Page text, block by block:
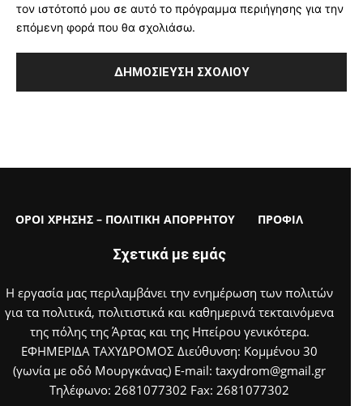
τον ιστότοπό μου σε αυτό το πρόγραμμα περιήγησης για την
επόμενη φορά που θα σχολιάσω.
ΟΡΟΙ ΧΡΗΣΗΣ – ΠΟΛΙΤΙΚΗ ΑΠΟΡΡΗΤΟΥ ΠΡΟΦΙΛ
Σχετικά με εμάς
Η εργασία μας περιλαμβάνει την ενημέρωση των πολιτών
για τα πολιτικά, πολιτιστικά και καθημερινά τεκταινόμενα
της πόλης της Άρτας και της Ηπείρου γενικότερα.
ΕΦΗΜΕΡΙΔΑ ΤΑΧΥΔΡΟΜΟΣ Διεύθυνση: Κομμένου 30
(γωνία με οδό Μουργκάνας) E-mail: taxydrom@gmail.gr
Τηλέφωνο: 2681077302 Fax: 2681077302